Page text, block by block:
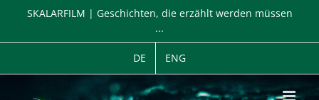
SKALARFILM | Geschichten, die erzählt werden müssen
...
DE ENG